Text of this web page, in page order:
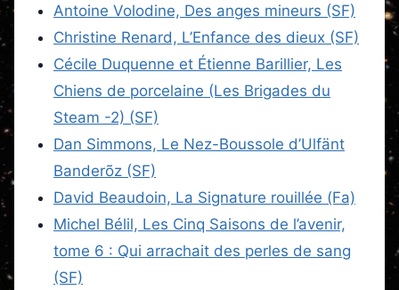
Antoine Volodine, Des anges mineurs (SF)
Christine Renard, L’Enfance des dieux (SF)
Cécile Duquenne et Étienne Barillier, Les
Chiens de porcelaine (Les Brigades du
Steam -2) (SF)
Dan Simmons, Le Nez-Boussole d’Ulfänt
Banderõz (SF)
David Beaudoin, La Signature rouillée (Fa)
Michel Bélil, Les Cinq Saisons de l’avenir,
tome 6 : Qui arrachait des perles de sang
(SF)